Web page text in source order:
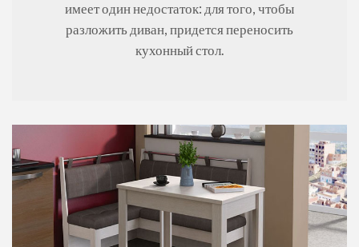
имеет один недостаток: для того, чтобы
разложить диван, придется переносить
кухонный стол.